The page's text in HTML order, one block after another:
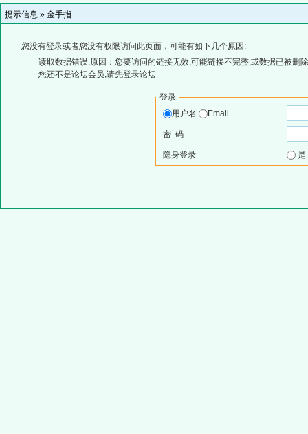
提示信息 » 金手指
您没有登录或者您没有权限访问此页面，可能有如下几个原因:
读取数据错误,原因：您要访问的链接无效,可能链接不完整,或数据已被删
您还不是论坛会员,请先登录论坛
登录
用户名
Email
密 码
隐身登录